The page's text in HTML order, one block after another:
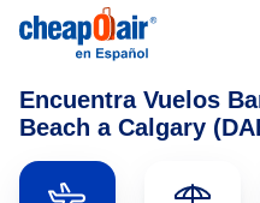
Encuentra Vuelos
Beach a Calgary